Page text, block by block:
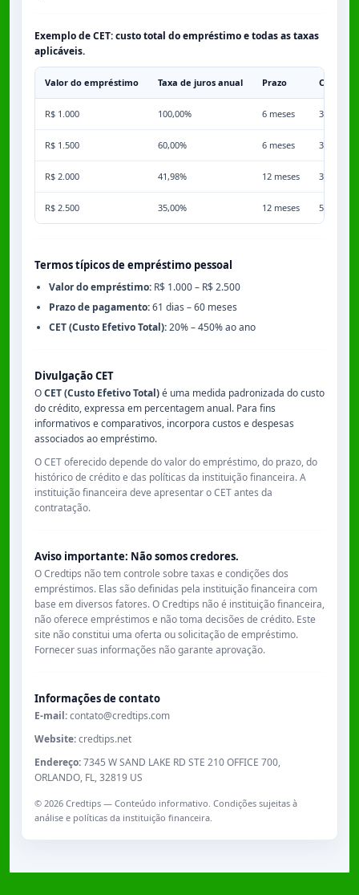
Exemplo de CET: custo total do empréstimo e todas as taxas
aplicáveis.
Valor do empréstimo Taxa de juros anual Prazo
R$ 1.000 100,00% 6 meses 3,50%
R$ 1.500 60,00% 6 meses 3,50%
R$ 2.000 41,98% 12 meses 3,50%
R$ 2.500 35,00% 12 meses 5,00%
Termos típicos de empréstimo pessoal
Valor do empréstimo: R$ 1.000 – R$ 2.500
Prazo de pagamento:61 dias – 60 meses
CET (Custo Efetivo Total):20% – 450% ao ano
Divulgação CET
OCET (Custo Efetivo Total)é uma medida padronizada do custo
do crédito, expressa em percentagem anual. Para fins
informativos e comparativos, incorpora custos e despesas
associados ao empréstimo.
O CET oferecido depende do valor do empréstimo, do prazo, do
histórico de crédito e das políticas da instituição financeira. A
instituição financeira deve apresentar o CET antes da
contratação.
Aviso importante: Não somos credores.
O Credtips não tem controle sobre taxas e condições dos
empréstimos. Elas são definidas pela instituição financeira com
base em diversos fatores. O Credtips não é instituição financeira,
não oferece empréstimos e não toma decisões de crédito. Este
site não constitui uma oferta ou solicitação de empréstimo.
Fornecer suas informações não garante aprovação.
Informações de contato
E-mail:contato@credtips.com
Website:credtips.net
Endereço:7345 W SAND LAKE RD STE 210 OFFICE 700,
ORLANDO, FL, 32819 US
© 2026 Credtips — Conteúdo informativo. Condições sujeitas à
análise e políticas da instituição financeira.